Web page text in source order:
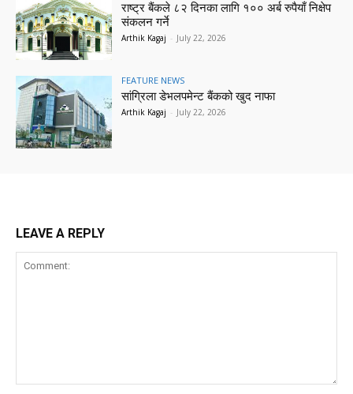
राष्ट्र बैंकले ८२ दिनका लागि १०० अर्ब रुपैयाँ निक्षेप
संकलन गर्ने
Arthik Kagaj - July 22, 2026
FEATURE NEWS
सांग्रिला डेभलपमेन्ट बैंकको खुद नाफा
Arthik Kagaj - July 22, 2026
LEAVE A REPLY